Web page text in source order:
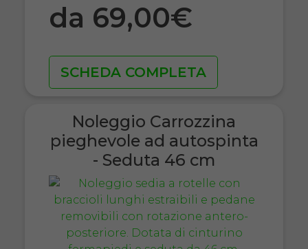
da 69,00€
SCHEDA COMPLETA
Noleggio Carrozzina
pieghevole ad autospinta
- Seduta 46 cm